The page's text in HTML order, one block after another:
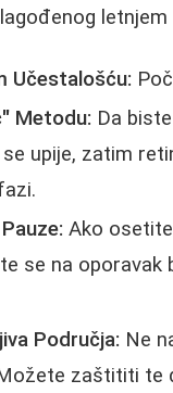
letnjem
Učestalošću:
Metodu: Da
upije, zatim
Ako
se na
Područja: Ne
zaštititi te